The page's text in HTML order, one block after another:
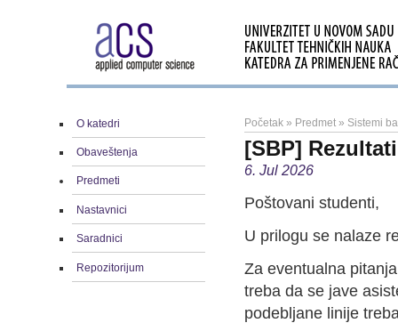
O katedri
Obaveštenja
Predmeti
Nastavnici
Saradnici
Repozitorijum
Početak » Predmet » Sistemi
[SBP]
6. Jul 2026
Poštovani studenti,
U prilogu se nalaze
Za eventualna
treba da se jave
podebljane linije